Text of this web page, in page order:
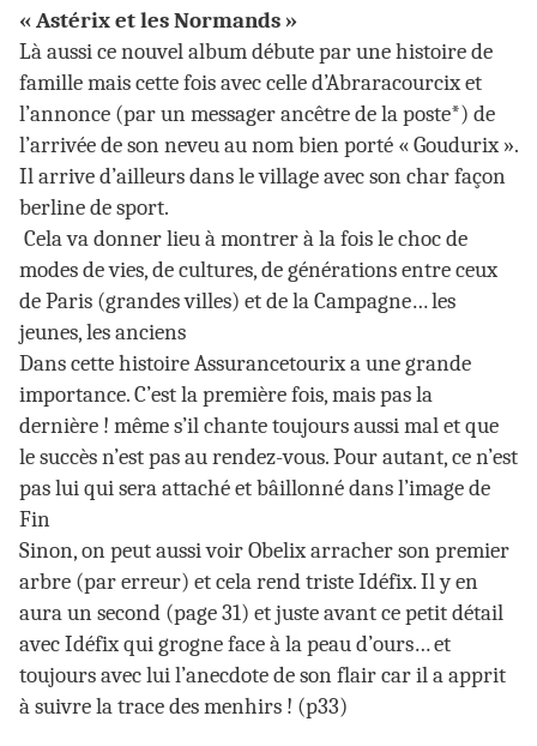
« Astérix et les Normands »
Là aussi ce nouvel album débute par une histoire de
famille mais cette fois avec celle d’Abraracourcix et
l’annonce (par un messager ancêtre de la poste*) de
l’arrivée de son neveu au nom bien porté « Goudurix ».
Il arrive d’ailleurs dans le village avec son char façon
berline de sport.
Cela va donner lieu à montrer à la fois le choc de
modes de vies, de cultures, de générations entre ceux
de Paris (grandes villes) et de la Campagne… les
jeunes, les anciens
Dans cette histoire Assurancetourix a une grande
importance. C’est la première fois, mais pas la
dernière ! même s’il chante toujours aussi mal et que
le succès n’est pas au rendez-vous. Pour autant, ce n’est
pas lui qui sera attaché et bâillonné dans l’image de
Fin
Sinon, on peut aussi voir Obelix arracher son premier
arbre (par erreur) et cela rend triste Idéfix. Il y en
aura un second (page 31) et juste avant ce petit détail
avec Idéfix qui grogne face à la peau d’ours… et
toujours avec lui l’anecdote de son flair car il a apprit
à suivre la trace des menhirs ! (p33)